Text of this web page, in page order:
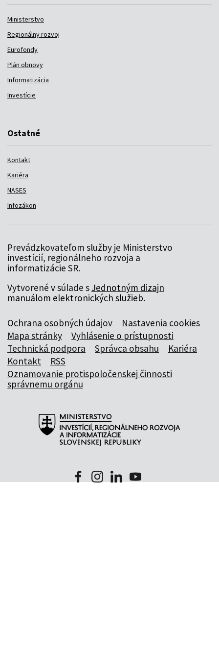
Ministerstvo
Regionálny rozvoj
Eurofondy
Plán obnovy
Informatizácia
Investície
Ostatné
Kontakt
Kariéra
NASES
Infozákon
Prevádzkovateľom služby je Ministerstvo
investícií, regionálneho rozvoja a
informatizácie SR.
Vytvorené v súlade s Jednotným dizajn
manuálom elektronických služieb.
Ochrana osobných údajov
Nastavenia cookies
Mapa stránky
Vyhlásenie o prístupnosti
Technická podpora
Správca obsahu
Kariéra
Kontakt
RSS
Oznamovanie protispoločenskej činnosti
správnemu orgánu